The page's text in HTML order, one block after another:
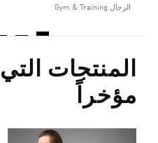
الرجال Gym & Training
المنتجات
مؤخراً